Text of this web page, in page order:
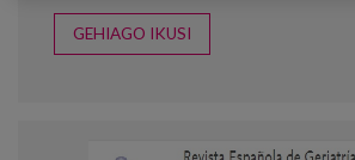
GEHIAGO IKUSI